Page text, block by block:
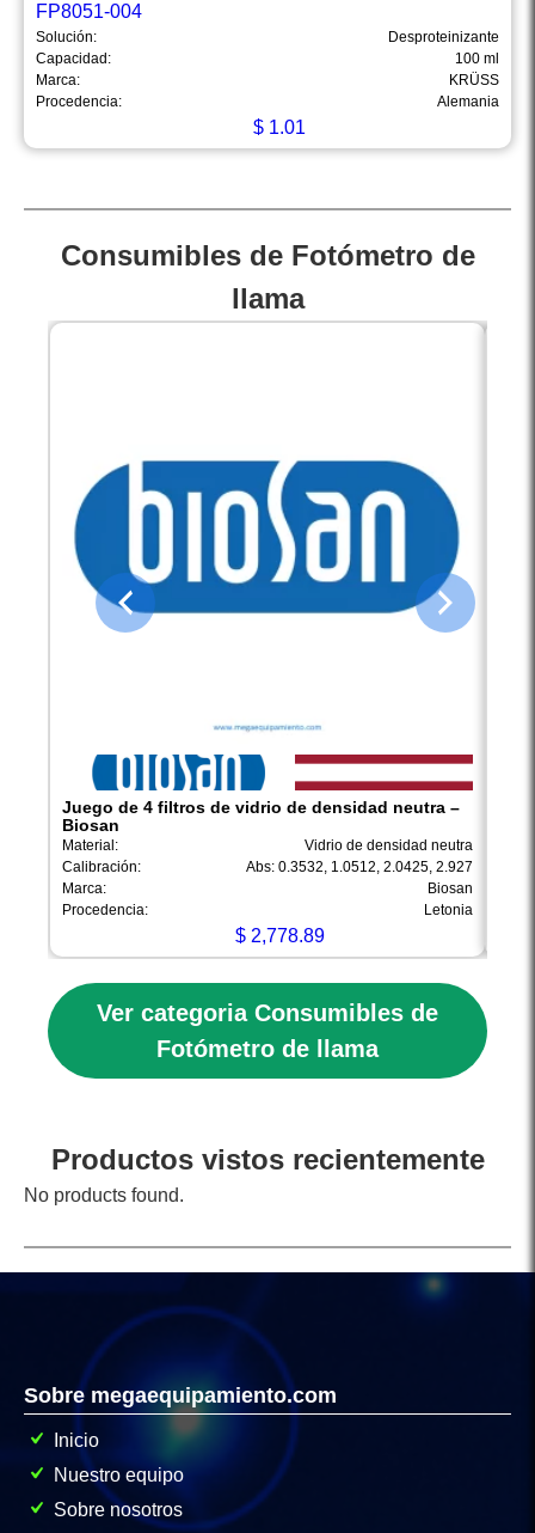
FP8051-004
Solución:
Desproteinizante
Capacidad:
100 ml
Marca:
KRÜSS
Procedencia:
Alemania
$ 1.01
Consumibles de Fotómetro de
llama
Juego de 4 filtros de vidrio de densidad neutra –
Biosan
Material:
Vidrio de densidad neutra
Calibración:
Abs: 0.3532, 1.0512, 2.0425, 2.927
Marca:
Biosan
Procedencia:
Letonia
$2,778.89
Ver categoria Consumibles de
Fotómetro de llama
Productos vistos recientemente
No products found.
Sobre megaequipamiento.com
Inicio
Nuestro equipo
Sobre nosotros